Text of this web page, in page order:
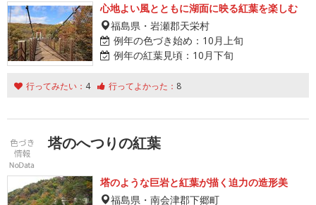
心地よい風とともに湖面に映る紅葉を楽しむ
福島県・岩瀬郡天栄村
例年の色づき始め： 10月上旬
例年の紅葉見頃： 10月下旬
行ってみたい： 4 行ってよかった： 8
塔のへつりの紅葉
塔のような巨岩と紅葉が描く迫力の造形美
福島県・南会津郡下郷町